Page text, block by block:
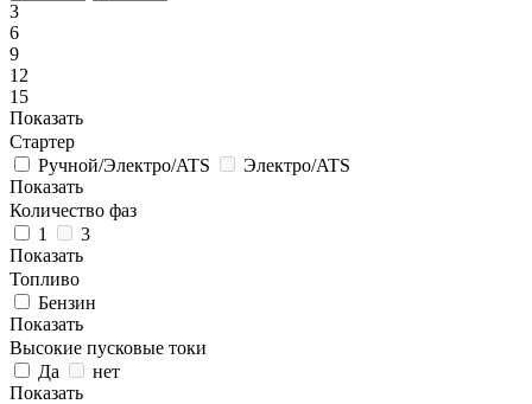
3
6
9
12
15
Показать
Стартер
Ручной/Электро/ATS
Электро/ATS
Показать
Количество фаз
1
3
Показать
Топливо
Бензин
Показать
Высокие пусковые токи
Да
нет
Показать